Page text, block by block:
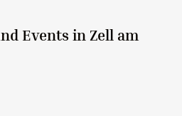
Events in Zell am